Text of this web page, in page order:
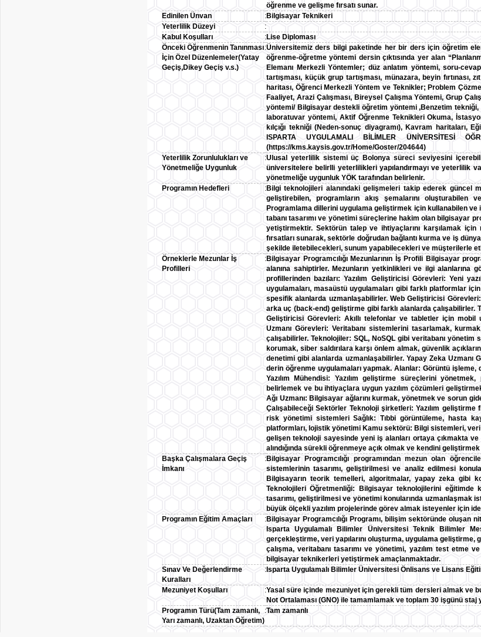
öğrenme ve gelişme fırsatı sunar.
Edinilen Ünvan
:Bilgisayar Teknikeri
Yeterlilik Düzeyi
:
Kabul Koşulları
:Lise Diploması
Önceki Öğrenmenin Tanınması
İçin Özel Düzenlemeler(Yatay
Geçiş,Dikey Geçiş v.s.)
:Üniversitemiz ders bilgi paketinde her bir ders için öğretim
öğrenme-öğretme yöntemi dersin çıktısında yer alan
Elemanı Merkezli Yöntemler; düz anlatım yöntemi, soru-
tartışması, küçük grup tartışması, münazara, beyin
haritası, Öğrenci Merkezli Yöntem ve Teknikler; Problem
Faaliyet, Arazi Çalışması, Bireysel Çalışma Yöntemi, Grup
yöntemi/ Bilgisayar destekli öğretim yöntemi ,Benzetim tekniği,
laboratuvar yöntemi, Aktif Öğrenme Teknikleri Okuma,
kılçığı tekniği (Neden-sonuç diyagramı), Kavram haritaları,
ISPARTA UYGULAMALI BİLİMLER ÜNİVERSİTESİ
(https://kms.kaysis.gov.tr/Home/Goster/204644)
Yeterlilik Zorunlulukları ve
Yönetmeliğe Uygunluk
:Ulusal yeterlilik sistemi üç Bolonya süreci seviyesini
üniversitelere belirlli yeterlilikleri yapılandırmayı ve yeterlilik
yönetmeliğe uygunluk YÖK tarafından belirlenir.
Programın Hedefleri
:Bilgi teknolojileri alanındaki gelişmeleri takip ederek güncel
geliştirebilen, programların akış şemalarını oluşturabilen
Programlama dillerini uygulama geliştirmek için kullanabilen ve
tabanı tasarımı ve yönetimi süreçlerine hakim olan bilgisayar
yetiştirmektir. Sektörün talep ve ihtiyaçlarını karşılamak
fırsatları sunarak, sektörle doğrudan bağlantı kurma ve iş
şekilde iletebilecekleri, sunum yapabilecekleri ve müşterilerle
Örneklerle Mezunlar İş
Profilleri
:Bilgisayar Programcılığı Mezunlarının İş Profili Bilgisayar
alanına sahiptirler. Mezunların yetkinlikleri ve ilgi alanlarına
profillerinden bazıları: Yazılım Geliştiricisi Görevleri: Yeni
uygulamaları, masaüstü uygulamaları gibi farklı platformlar
spesifik alanlarda uzmanlaşabilirler. Web Geliştiricisi
arka uç (back-end) geliştirme gibi farklı alanlarda çalışabilirler.
Geliştiricisi Görevleri: Akıllı telefonlar ve tabletler için mobil
Uzmanı Görevleri: Veritabanı sistemlerini tasarlamak,
çalışabilirler. Teknolojiler: SQL, NoSQL gibi veritabanı
korumak, siber saldırılara karşı önlem almak, güvenlik
denetimi gibi alanlarda uzmanlaşabilirler. Yapay Zeka
derin öğrenme uygulamaları yapmak. Alanlar: Görüntü
Yazılım Mühendisi: Yazılım geliştirme süreçlerini
belirlemek ve bu ihtiyaçlara uygun yazılım çözümleri
Ağı Uzmanı: Bilgisayar ağlarını kurmak, yönetmek ve sorun
Çalışabileceği Sektörler Teknoloji şirketleri: Yazılım
risk yönetimi sistemleri Sağlık: Tıbbi görüntüleme, hasta
platformları, lojistik yönetimi Kamu sektörü: Bilgi sistemleri, veri
gelişen teknoloji sayesinde yeni iş alanları ortaya çıkmakta
alındığında sürekli öğrenmeye açık olmak ve kendini
Başka Çalışmalara Geçiş
İmkanı
:Bilgisayar Programcılığı programından mezun olan
sistemlerinin tasarımı, geliştirilmesi ve analiz edilmesi
Bilgisayarın teorik temelleri, algoritmalar, yapay zeka gibi
Teknolojileri Öğretmenliği: Bilgisayar teknolojilerini
tasarımı, geliştirilmesi ve yönetimi konularında uzmanlaşmak
büyük ölçekli yazılım projelerinde görev almak isteyenler için
Programın Eğitim Amaçları
:Bilgisayar Programcılığı Programı, bilişim sektöründe oluşan
Isparta Uygulamalı Bilimler Üniversitesi Teknik Bilimler
gerçekleştirme, veri yapılarını oluşturma, uygulama geliştirme,
çalışma, veritabanı tasarımı ve yönetimi, yazılım test
bilgisayar teknikerleri yetiştirmek amaçlanmaktadır.
Sınav Ve Değerlendirme
Kuralları
: Isparta Uygulamalı Bilimler Üniversitesi Önlisans ve Lisans
Mezuniyet Koşulları :Yasal süre içinde mezuniyet için gerekli tüm dersleri almak ve
Not Ortalaması (GNO) ile tamamlamak ve toplam 30 işgünü staj
Programın Türü(Tam zamanlı,
Yarı zamanlı, Uzaktan Öğretim)
:Tam zamanlı